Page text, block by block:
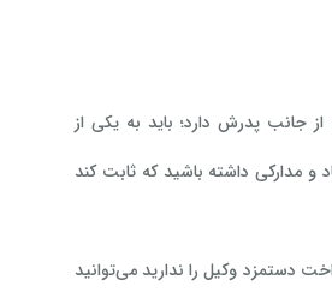
جانب پدرش دارد؛ باید به یکی از
و مدارکی داشته باشید که ثابت کند
دستمزد وکیل را ندارید می‌توانید